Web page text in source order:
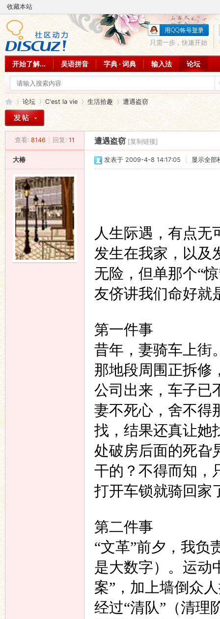
收藏本站
只需一步，快速开始
开始了解... 吴语拼音 字典 · 词典 输入法 论坛
»
论坛
›
C'est la vie 生活拾趣
›
遭遇盗窃
查看: 8146 回复: 11 遭遇盗窃 [复制链接]
大椿 发表于 2009-4-8 14:17:05 显示全部
人生际遇，有点无
发生在我家，以及
无险，但单那个“惊
友侪讲我们命好就
第一件事
昔年，妻骑车上街
那地段周围正拆修
公司出来，车子已
妻不死心，舍不得
找，结果还真让
处破房后面的死旮
干的？不得而知，
打开车锁就骑回家
第二件事
“文革”前夕，我负
是大数字）。运动
案” ，加上墙倒众
经过“清队” （清